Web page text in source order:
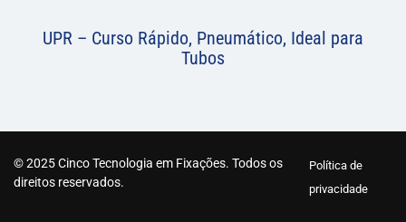
UPR – Curso Rápido, Pneumático, Ideal para
Tubos
© 2025 Cinco Tecnologia em Fixações. Todos os
direitos reservados.
Política de
privacidade